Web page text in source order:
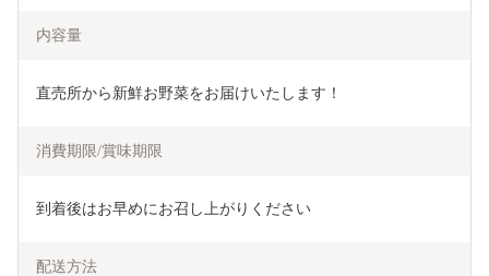
内容量
直売所から新鮮お野菜をお届けいたします！
消費期限/賞味期限
到着後はお早めにお召し上がりください
配送方法